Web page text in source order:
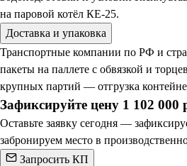
на паровой котёл КЕ-25.
Доставка и упаковка
Транспортные компании по РФ и
пакеты на паллете с обвязкой и
крупных партий — отгрузка
Зафиксируйте цену 1 102 000
Оставьте заявку сегодня —
забронируем место в
Запросить КП